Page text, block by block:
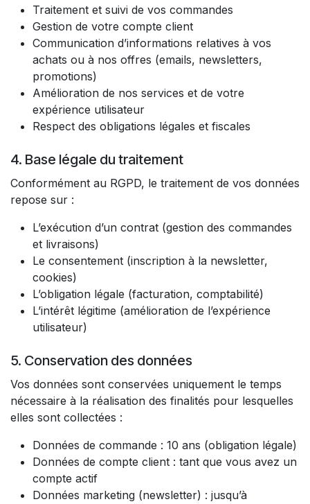
Traitement et suivi de vos commandes
Gestion de votre compte client
Communication d’informations relatives à vos
achats ou à nos offres (emails, newsletters,
promotions)
Amélioration de nos services et de votre
expérience utilisateur
Respect des obligations légales et fiscales
4. Base légale du traitement
Conformément au RGPD, le traitement de vos données
repose sur :
L’exécution d’un contrat (gestion des commandes
et livraisons)
Le consentement (inscription à la newsletter,
cookies)
L’obligation légale (facturation, comptabilité)
L’intérêt légitime (amélioration de l’expérience
utilisateur)
5. Conservation des données
Vos données sont conservées uniquement le temps
nécessaire à la réalisation des finalités pour lesquelles
elles sont collectées :
Données de commande : 10 ans (obligation légale)
Données de compte client : tant que vous avez un
compte actif
Données marketing (newsletter) : jusqu’à